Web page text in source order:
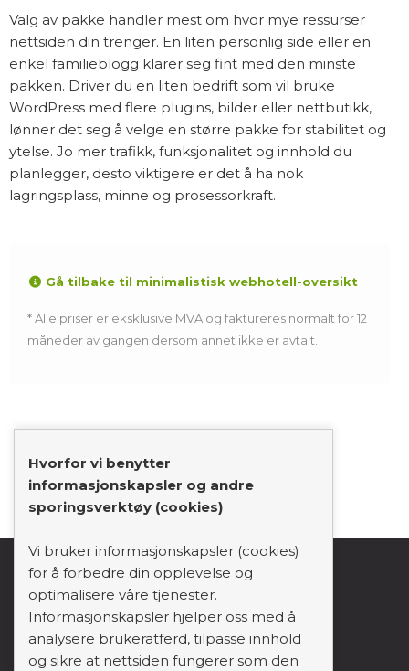
Hvorfor vi benytter
informasjonskapsler og andre
sporingsverktøy (cookies)
Vi bruker informasjonskapsler (cookies)
for å forbedre din opplevelse og
optimalisere våre tjenester.
Informasjonskapsler hjelper oss med å
analysere brukeratferd, tilpasse innhold
og sikre at nettsiden fungerer som den
Valg av pakke handler mest om hvor mye ressurser
nettsiden din trenger. En liten personlig side eller en
enkel familieblogg klarer seg fint med den minste
pakken. Driver du en liten bedrift som vil bruke
WordPress med flere plugins, bilder eller nettbutikk,
lønner det seg å velge en større pakke for stabilitet og
ytelse. Jo mer trafikk, funksjonalitet og innhold du
planlegger, desto viktigere er det å ha nok
lagringsplass, minne og prosessorkraft.
Gå tilbake til minimalistisk webhotell-oversikt
* Alle priser er eksklusive MVA og faktureres normalt for 12
måneder av gangen dersom annet ikke er avtalt.
support_agent mail person
Forside